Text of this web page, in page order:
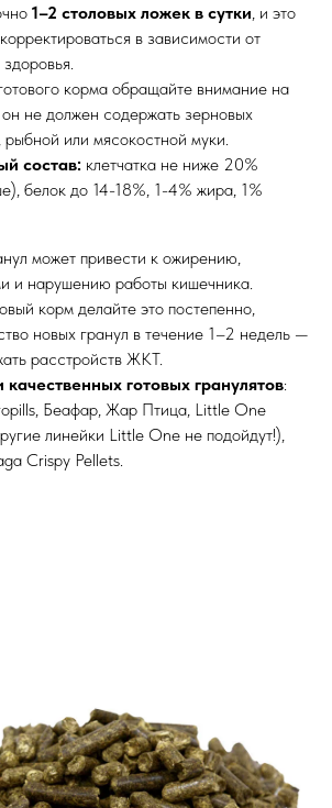
1–2 столовых ложек в сутки, и это
в зависимости от
корма обращайте внимание на
не должен содержать зерновых
рыбной или мясокостной муки.
состав: клетчатка не ниже 20%
белок до 14-18%, 1-4% жира, 1%
может привести к ожирению,
и нарушению работы кишечника.
корм делайте это постепенно,
новых гранул в течение 1–2 недель —
расстройств ЖКТ.
готовых гранулятов:
Беафар, Жар Птица, Little One
линейки Little One не подойдут!),
Crispy Pellets.